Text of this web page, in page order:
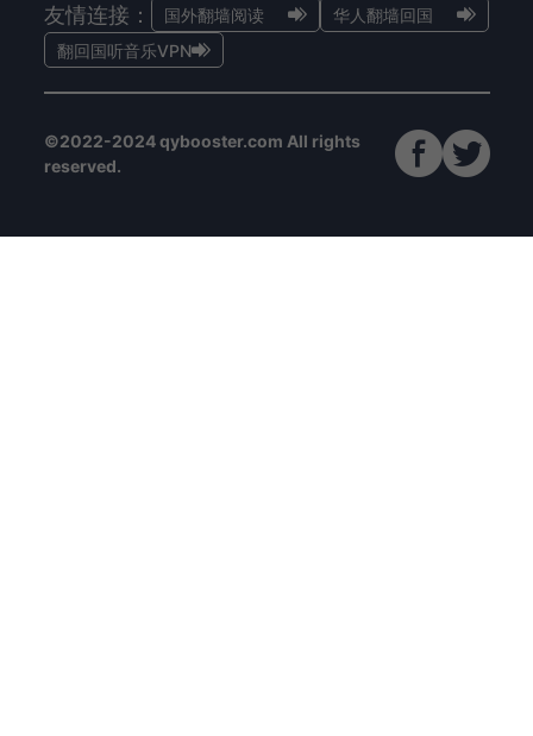
友情连接： 国外翻墙阅读
华人翻墙回国
翻回国听音乐VPN
©2022-2024 qybooster.com All rights
reserved.